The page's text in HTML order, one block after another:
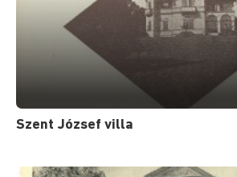
Szent József villa